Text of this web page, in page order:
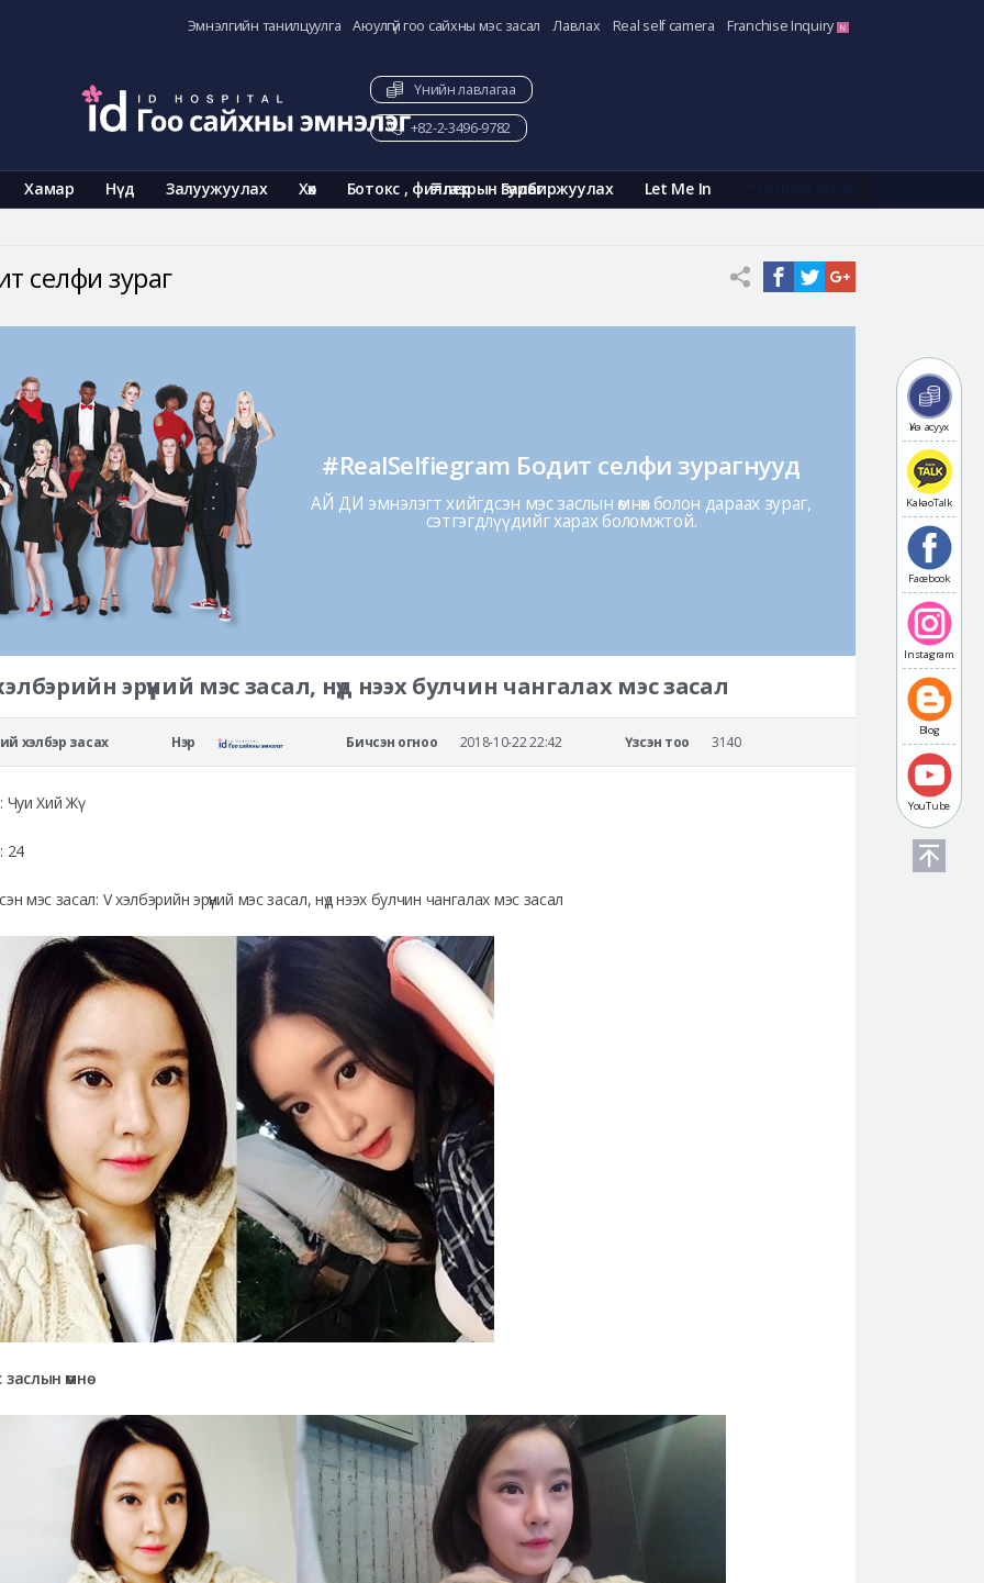
Эмнэлгийн танилцуулга Аюулгүй гоо сайхны мэс засал Лавлах Real self camera Franchise Inquiry
Хамар Нүд Залуужуулах Хөх Ботокс , филлер Галбиржуулах Let Me In
газрын зураг
Үнийн лавлагаа
+82-2-3496-9782
Үнэ асуух
KakaoTalk
Facebook
Instagram
Blog
YouTube
селфи зураг
#RealSelfiegram Бодит селфи зурагнууд
АЙ ДИ эмнэлэгт хийгдсэн мэс заслын өмнөх болон дараах зураг,
сэтгэгдлүүдийг харах боломжтой.
эрүүний мэс засал, нүд нээх булчин чангалах мэс засал
хэлбэр засах Нэр Бичсэн огноо 2018-10-22 22:42 Үзсэн тоо 3140
Чуи Хий Жү
24
мэс засал: V хэлбэрийн эрүүний мэс засал, нүд нээх булчин чангалах мэс засал
өмнө